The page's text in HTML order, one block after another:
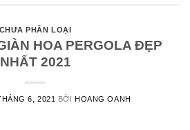
CHƯA PHÂN LOẠI
HOA PERGOLA ĐẸP
NHẤT 2021
6, 2021 BỞIHOANG OANH